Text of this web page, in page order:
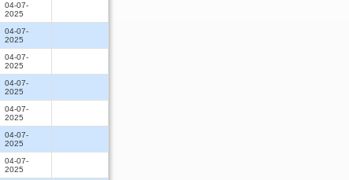
04-07-
2025
04-07-
2025
04-07-
2025
04-07-
2025
04-07-
2025
04-07-
2025
04-07-
2025